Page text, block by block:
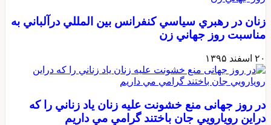
در رهبري سياسي كنفرانس بين المللي درآلباني به
روز جهاني زن
۱۳۹۵
روز جهانی منع خشونت علیه زنان ياد زناني را كه
رويارويي جان باختند گرامي مي داريم